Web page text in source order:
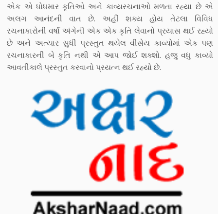
એક એ ધોધમાર કૃતિઓ અને કાવ્યરચનાઓ મળતા રહ્યા છે એ
અલગ આનંદની વાત છે. અહીં શક્ય હોય તેટલા વિવિધ
રચનાકારોની વર્ષા અંગેની એક એક કૃતિ લેવાનો પ્રયાસ થઈ રહ્યો
છે અને અત્યાર સુધી પ્રસ્તુત થયેલ વીસેય કાવ્યોમાં એક પણ
રચનાકારની બે કૃતિ નથી એ આપ જોઈ શક્શો. હજુ વધુ કાવ્યો
આવતીકાલે પ્રસ્તુત કરવાનો પ્રયત્ન થઈ રહ્યો છે.